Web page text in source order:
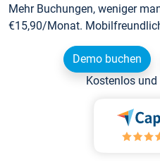
Mehr Buchungen, weniger
€15,90/Monat.
Demo buchen
Kostenlos